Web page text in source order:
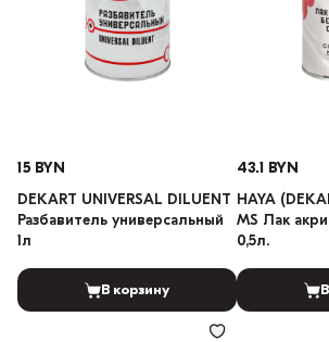
15 BYN
DEKART UNIVERSAL DILUENT
Разбавитель универсальный
1л
В корзину
43.1 BYN
HAYA
MS Лак
0,5л.